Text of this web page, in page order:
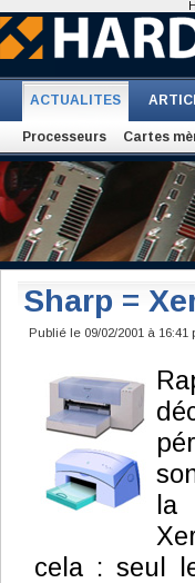
ACTUALITES
Processeurs Cartes
Sharp =
Publié le 09/02/2001 à 16:41
la
cela : seul